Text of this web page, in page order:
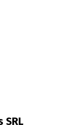
SRL